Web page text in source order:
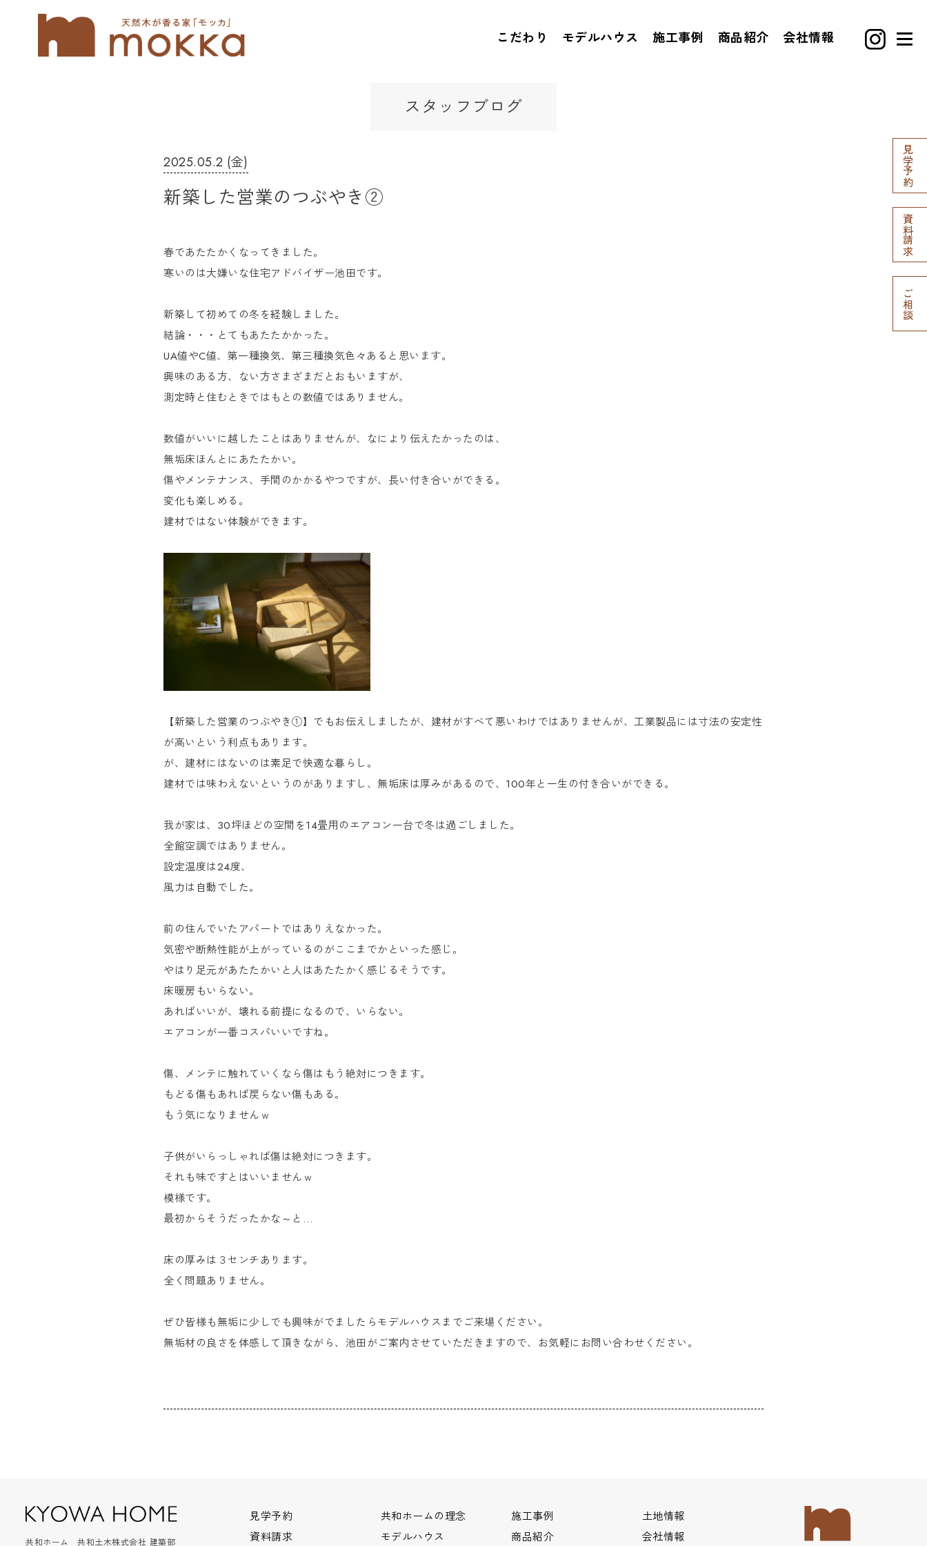
こだわり モデルハウス 施工事例 商品紹介 会社情報
見学予約
資料請求
ご相談
スタッフブログ
2025.05.2 (金)
新築した営業のつぶやき②
春であたたかくなってきました。
寒いのは大嫌いな住宅アドバイザー池田です。
新築して初めての冬を経験しました。
結論・・・とてもあたたかかった。
UA値やC値、第一種換気、第三種換気色々あると思います。
興味のある方、ない方さまざまだとおもいますが、
測定時と住むときではもとの数値ではありません。
数値がいいに越したことはありませんが、なにより伝えたかったのは、
無垢床ほんとにあたたかい。
傷やメンテナンス、手間のかかるやつですが、長い付き合いができる。
変化も楽しめる。
建材ではない体験ができます。
【新築した営業のつぶやき①】でもお伝えしましたが、建材がすべて悪いわけではありませんが、工業製品には寸法の安定性
が高いという利点もあります。
が、建材にはないのは素足で快適な暮らし。
建材では味わえないというのがありますし、無垢床は厚みがあるので、100年と一生の付き合いができる。
我が家は、30坪ほどの空間を14畳用のエアコン一台で冬は過ごしました。
全館空調ではありません。
設定温度は24度、
風力は自動でした。
前の住んでいたアパートではありえなかった。
気密や断熱性能が上がっているのがここまでかといった感じ。
やはり足元があたたかいと人はあたたかく感じるそうです。
床暖房もいらない。
あればいいが、壊れる前提になるので、いらない。
エアコンが一番コスパいいですね。
傷、メンテに触れていくなら傷はもう絶対につきます。
もどる傷もあれば戻らない傷もある。
もう気になりませんｗ
子供がいらっしゃれば傷は絶対につきます。
それも味ですとはいいませんｗ
模様です。
最初からそうだったかな～と…
床の厚みは３センチあります。
全く問題ありません。
ぜひ皆様も無垢に少しでも興味がでましたらモデルハウスまでご来場ください。
無垢材の良さを体感して頂きながら、池田がご案内させていただきますので、お気軽にお問い合わせください。
共和ホーム 共和土木株式会社 建築部
見学予約
資料請求
共和ホームの理念
モデルハウス
施工事例
商品紹介
土地情報
会社情報